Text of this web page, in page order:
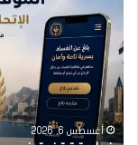
أغسطس 6, 2026